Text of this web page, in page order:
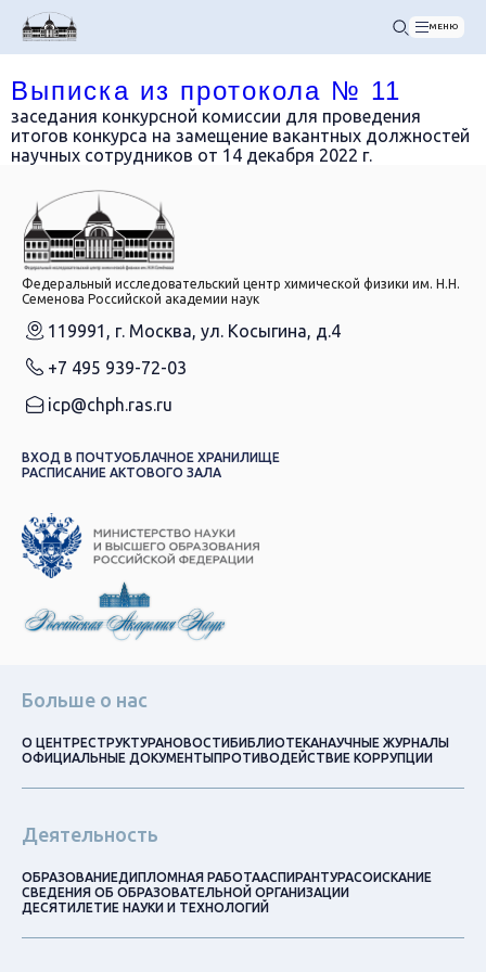
МЕНЮ
Выписка из протокола № 11
заседания конкурсной комиссии для проведения
итогов конкурса на замещение вакантных должностей
научных сотрудников от 14 декабря 2022 г.
Федеральный исследовательский центр химической физики им. Н.Н.
Семенова Российской академии наук
119991, г. Москва, ул. Косыгина, д.4
+7 495 939-72-03
icp@chph.ras.ru
ВХОД В ПОЧТУОБЛАЧНОЕ ХРАНИЛИЩЕ
РАСПИСАНИЕ АКТОВОГО ЗАЛА
Больше о нас
О ЦЕНТРЕСТРУКТУРАНОВОСТИБИБЛИОТЕКАНАУЧНЫЕ ЖУРНАЛЫ
ОФИЦИАЛЬНЫЕ ДОКУМЕНТЫПРОТИВОДЕЙСТВИЕ КОРРУПЦИИ
Деятельность
ОБРАЗОВАНИЕДИПЛОМНАЯ РАБОТААСПИРАНТУРАСОИСКАНИЕ
СВЕДЕНИЯ ОБ ОБРАЗОВАТЕЛЬНОЙ ОРГАНИЗАЦИИ
ДЕСЯТИЛЕТИЕ НАУКИ И ТЕХНОЛОГИЙ